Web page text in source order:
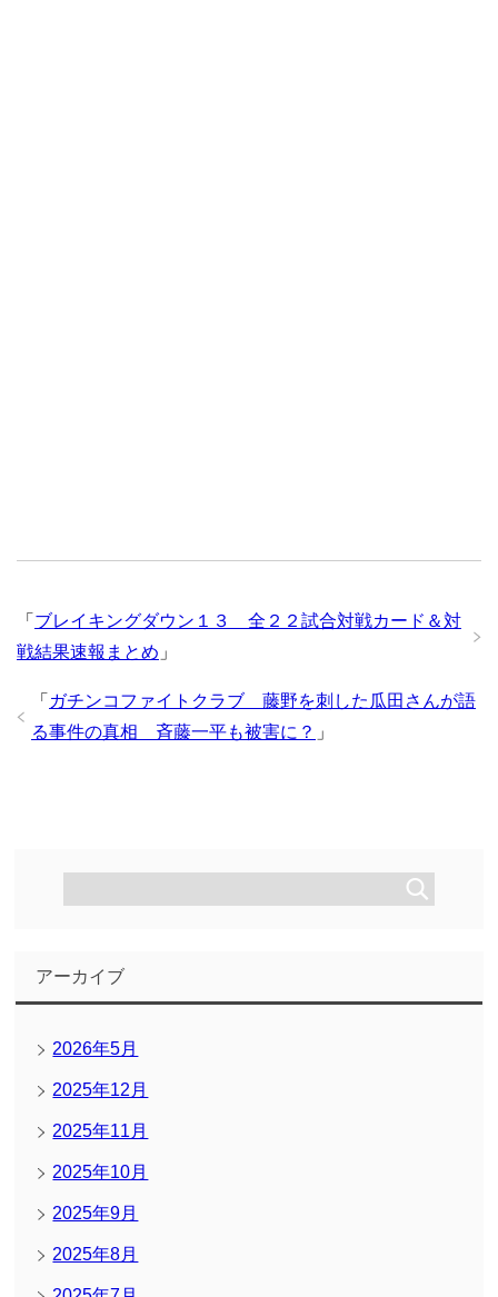
「 ブレイキングダウン１３ 全２２試合対戦カード＆対
戦結果速報まとめ 」
「 ガチンコファイトクラブ 藤野を刺した瓜田さんが語
る事件の真相 斉藤一平も被害に？ 」
アーカイブ
2026年5月
2025年12月
2025年11月
2025年10月
2025年9月
2025年8月